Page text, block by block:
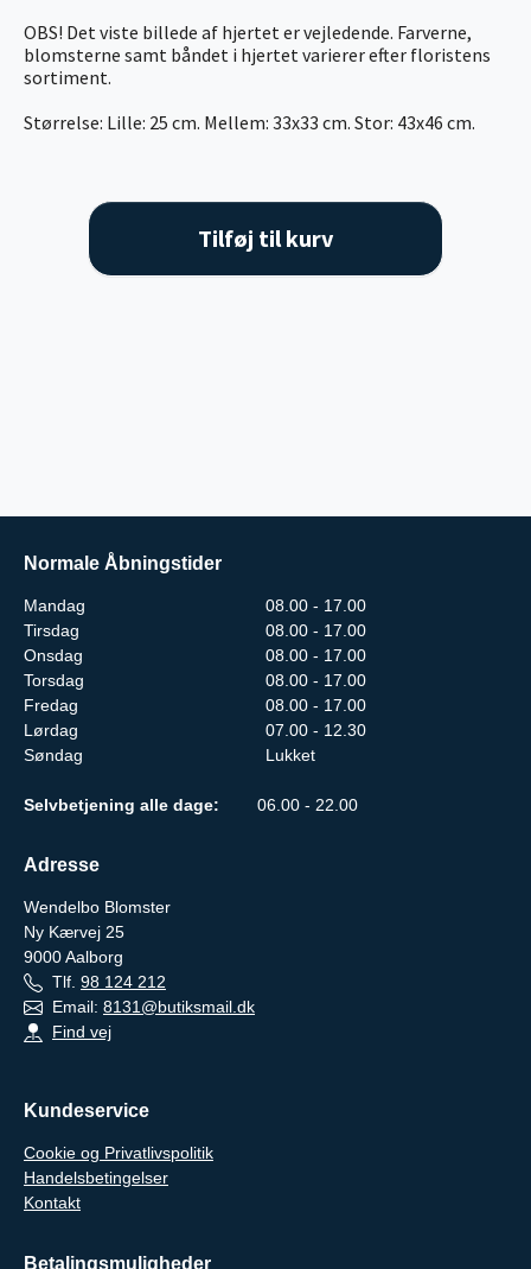
OBS! Det viste billede af hjertet er vejledende. Farverne,
blomsterne samt båndet i hjertet varierer efter floristens
sortiment.
Størrelse: Lille: 25 cm. Mellem: 33x33 cm. Stor: 43x46 cm.
Tilføj til kurv
Normale Åbningstider
Mandag
08.00 - 17.00
Tirsdag
08.00 - 17.00
Onsdag
08.00 - 17.00
Torsdag
08.00 - 17.00
Fredag
08.00 - 17.00
Lørdag
07.00 - 12.30
Søndag
Lukket
Selvbetjening alle dage: 06.00 - 22.00
Adresse
Wendelbo Blomster
Ny Kærvej 25
9000Aalborg
Tlf. 98 124 212
Email: 8131@butiksmail.dk
Find vej
Kundeservice
Cookie og Privatlivspolitik
Handelsbetingelser
Kontakt
Betalingsmuligheder